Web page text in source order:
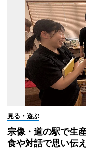
見る・遊ぶ
宗像・道の駅で生
食や対話で思い伝